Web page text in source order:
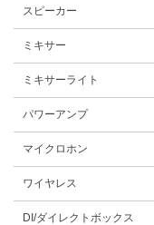
スピーカー
ミキサー
ミキサーライト
パワーアンプ
マイクロホン
ワイヤレス
DI/ダイレクトボックス